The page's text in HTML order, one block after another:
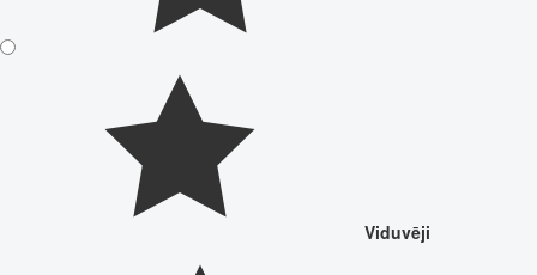
Viduvēji